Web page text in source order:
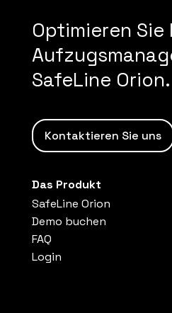
Optimieren Sie
SafeLine Orion.
Kontaktieren Sie uns
Das Produkt
SafeLine Orion
Demo buchen
FAQ
Login